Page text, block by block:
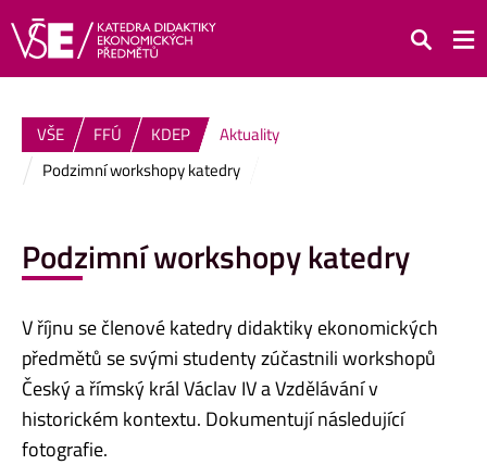
Hledat
VŠE FFÚ KDEP
Aktuality
Podzimní workshopy katedry
Podzimní workshopy katedry
V říjnu se členové katedry didaktiky ekonomických
předmětů se svými studenty zúčastnili workshopů
Český a římský král Václav IV a Vzdělávání v
historickém kontextu. Dokumentují následující
fotografie.